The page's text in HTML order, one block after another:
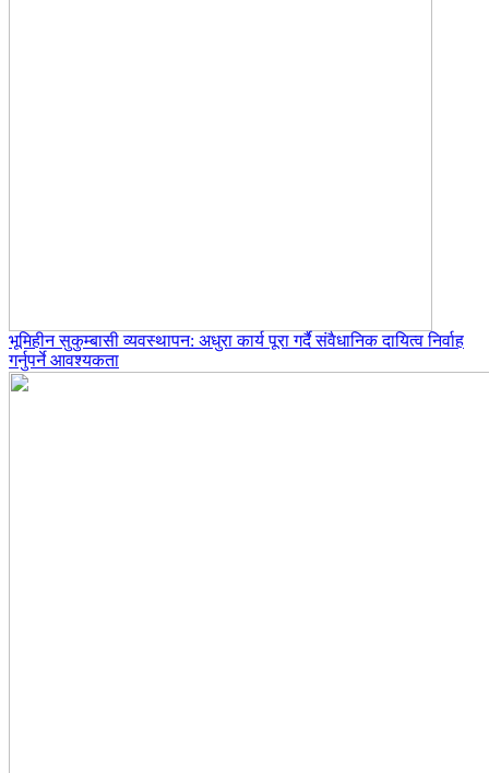
भूमिहीन सुकुम्बासी व्यवस्थापन: अधुरा कार्य पूरा गर्दै संवैधानिक दायित्व निर्वाह
गर्नुपर्ने आवश्यकता